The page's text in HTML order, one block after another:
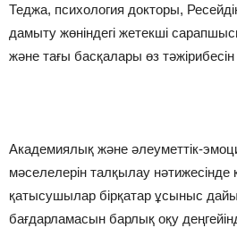
Теджа, психология докторы,
дамыту жөніндегі жетекші
және тағы басқалары өз тәжірибесін
Академиялық және әлеуметтік-
мәселелерін талқылау нәтижесінде
қатысушылар бірқатар ұсыныс
бағдарламасын барлық оқу